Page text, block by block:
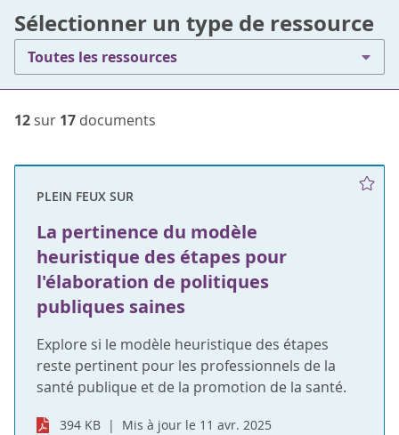
Sélectionner un type de ressource
Toutes les ressources
12 sur 17 documents
PLEIN FEUX SUR
La pertinence du modèle
heuristique des étapes pour
l'élaboration de politiques
publiques saines
Explore si le modèle heuristique des étapes
reste pertinent pour les professionnels de la
santé publique et de la promotion de la santé.
394 KB Mis à jour le 11 avr. 2025